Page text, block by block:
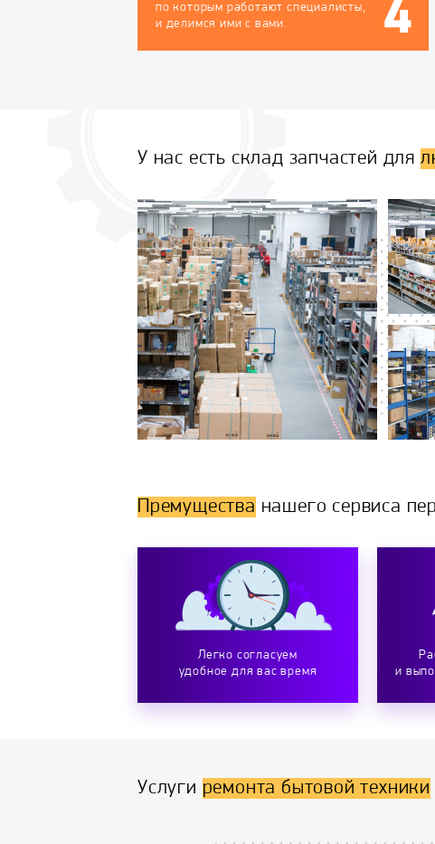
по которым работают специалисты,
и делимся ими с вами.
У нас есть склад запчастей для
Премущества нашего сервиса
Легко согласуем
удобное для вас время
и
Услуги ремонта бытовой техники